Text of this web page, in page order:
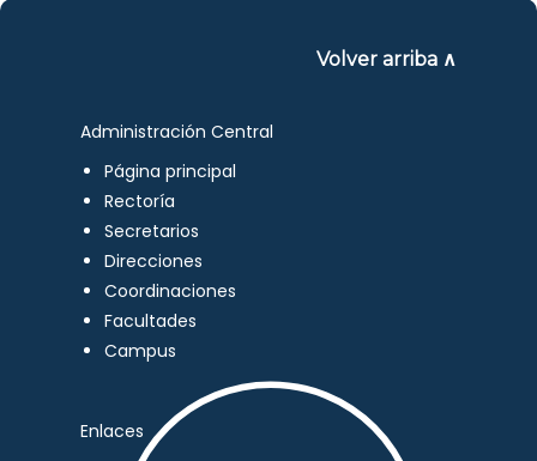
Volver arriba ∧
Administración Central
Página principal
Rectoría
Secretarios
Direcciones
Coordinaciones
Facultades
Campus
Enlaces